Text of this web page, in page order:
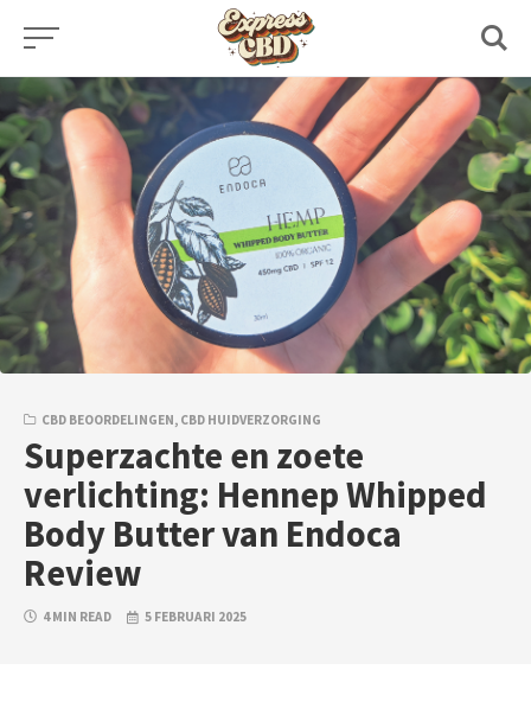
Skip
content
CBD BEOORDELINGEN, CBD HUIDVERZORGING
Superzachte en zoete
verlichting: Hennep Whipped
Body Butter van Endoca
Review
4 MIN READ 5 FEBRUARI 2025